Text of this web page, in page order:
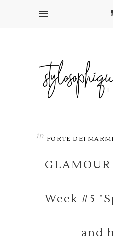
in FORTE DEI
GLAMOUR
Week #5
and